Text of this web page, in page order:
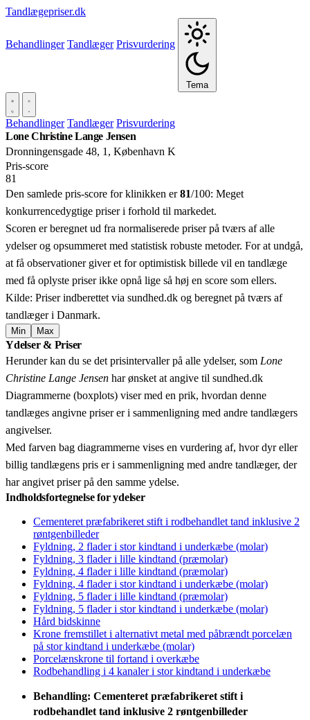
Tandlægepriser.dk
Behandlinger Tandlæger Prisvurdering
Tema
Behandlinger Tandlæger Prisvurdering
Lone Christine Lange Jensen
Dronningensgade 48, 1, København K
Pris‑score
81
Den samlede pris-score for klinikken er81/100: Meget
konkurrencedygtige priser i forhold til markedet.
Scoren er beregnet ud fra normaliserede priser på tværs af alle
ydelser og opsummeret med statistisk robuste metoder. For at undgå,
at få observationer giver et for optimistisk billede vil en tandlæge
med få oplyste priser ikke opnå lige så høj en score som ellers.
Kilde: Priser indberettet via sundhed.dk og beregnet på tværs af
tandlæger i Danmark.
Min Max
+
−
Ydelser & Priser
Herunder kan du se det prisintervaller på alle ydelser, som Lone
Christine Lange Jensen har ønsket at angive til sundhed.dk
Diagrammerne (boxplots) viser med en prik, hvordan denne
tandlæges angivne priser er i sammenligning med andre tandlægers
angivelser.
Med farven bag diagrammerne vises en vurdering af, hvor dyr eller
billig tandlægens pris er i sammenligning med andre tandlæger, der
har angivet priser på den samme ydelse.
Indholdsfortegnelse for ydelser
Cementeret præfabrikeret stift i rodbehandlet tand inklusive 2
røntgenbilleder
Fyldning, 2 flader i stor kindtand i underkæbe (molar)
Fyldning, 3 flader i lille kindtand (præmolar)
Fyldning, 4 flader i lille kindtand (præmolar)
Fyldning, 4 flader i stor kindtand i underkæbe (molar)
Fyldning, 5 flader i lille kindtand (præmolar)
Fyldning, 5 flader i stor kindtand i underkæbe (molar)
Hård bidskinne
Krone fremstillet i alternativt metal med påbrændt porcelæn
på stor kindtand i underkæbe (molar)
Porcelænskrone til fortand i overkæbe
Rodbehandling i 4 kanaler i stor kindtand i underkæbe
Behandling: Cementeret præfabrikeret stift i
rodbehandlet tand inklusive 2 røntgenbilleder